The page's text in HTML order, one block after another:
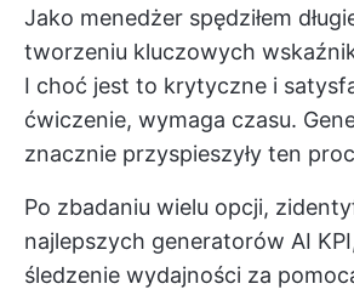
Jako menedżer spędziłem
tworzeniu kluczowych
I choć jest to krytyczne i
ćwiczenie, wymaga czasu.
znacznie przyspieszyły ten
Po zbadaniu wielu opcji,
najlepszych generatorów AI
śledzenie wydajności za